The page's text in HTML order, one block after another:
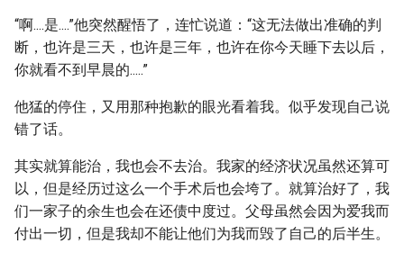
“啊....是....”他突然醒悟了，连忙说道：“这无法做出准确的判
断，也许是三天，也许是三年，也许在你今天睡下去以后，
你就看不到早晨的.....”
他猛的停住，又用那种抱歉的眼光看着我。似乎发现自己说
错了话。
其实就算能治，我也会不去治。我家的经济状况虽然还算可
以，但是经历过这么一个手术后也会垮了。就算治好了，我
们一家子的余生也会在还债中度过。父母虽然会因为爱我而
付出一切，但是我却不能让他们为我而毁了自己的后半生。